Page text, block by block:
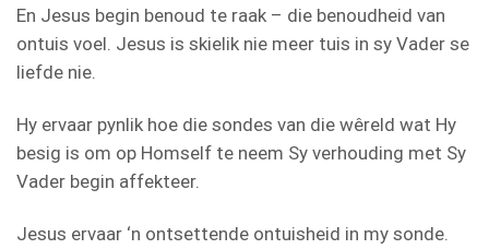
En Jesus begin benoud te raak – die benoudheid van
ontuis voel. Jesus is skielik nie meer tuis in sy Vader se
liefde nie.
Hy ervaar pynlik hoe die sondes van die wêreld wat Hy
besig is om op Homself te neem Sy verhouding met Sy
Vader begin affekteer.
Jesus ervaar ‘n ontsettende ontuisheid in my sonde.